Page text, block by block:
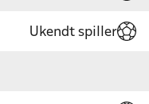
Ukendt spiller